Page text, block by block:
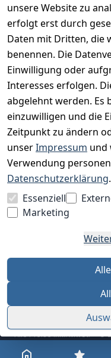
unsere Website zu
erfolgt erst durch
Daten mit Dritten, die
benennen. Die
Einwilligung oder
Interesses erfolgen.
abgelehnt werden. Es
einzuwilligen und die
Zeitpunkt zu ändern
unserImpressum und
Verwendung
Datenschutzerklärung.
Essenziell
Marketing
Widerrufsrecht
Datenschutz
Unser Unternehmen
Charity & Wohltätigkeit
BESUCHE UNS
BEQUEM BEZAHLEN MIT
WIR VERSENDEN MIT
Alle Preise inkl. MwSt. · ©
AGBDatenschutz Impressum